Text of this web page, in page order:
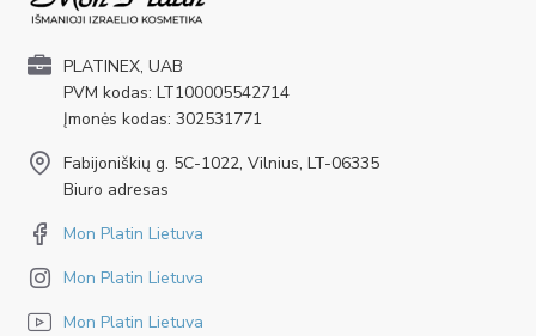
PLATINEX, UAB
PVM kodas: LT100005542714
Įmonės kodas: 302531771
Fabijoniškių g. 5C-1022, Vilnius, LT-06335
Biuro adresas
Mon Platin Lietuva
Mon Platin Lietuva
Mon Platin Lietuva